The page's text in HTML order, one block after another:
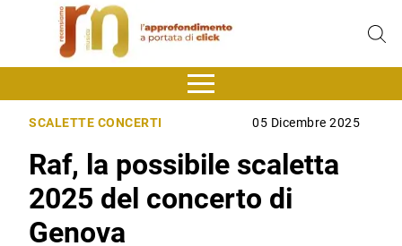
SCALETTE CONCERTI 05 Dicembre 2025
Raf, la possibile scaletta
2025 del concerto di
Genova